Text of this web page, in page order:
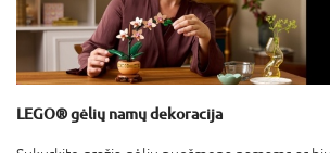
LEGO® gėlių namų dekoracija